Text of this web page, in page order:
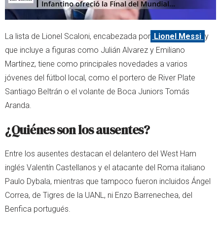
La lista de Lionel Scaloni, encabezada por Lionel Messi y
que incluye a figuras como Julián Alvarez y Emiliano
Martínez, tiene como principales novedades a varios
jóvenes del fútbol local, como el portero de River Plate
Santiago Beltrán o el volante de Boca Juniors Tomás
Aranda.
¿Quiénes son los ausentes?
Entre los ausentes destacan el delantero del West Ham
inglés Valentín Castellanos y el atacante del Roma italiano
Paulo Dybala, mientras que tampoco fueron incluidos Ángel
Correa, de Tigres de la UANL, ni Enzo Barrenechea, del
Benfica portugués.